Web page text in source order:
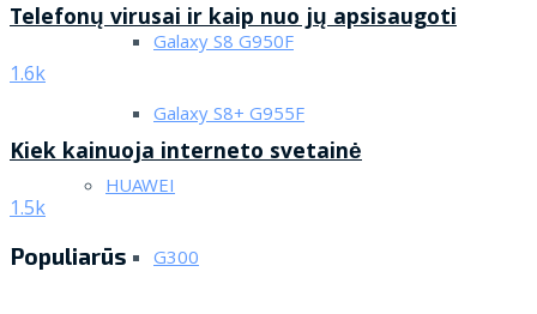
Galaxy S8 G950F
Galaxy S8+ G955F
HUAWEI
G300
Telefonų virusai ir kaip nuo jų apsisaugoti
1.6k
Kiek kainuoja interneto svetainė
1.5k
Populiarūs